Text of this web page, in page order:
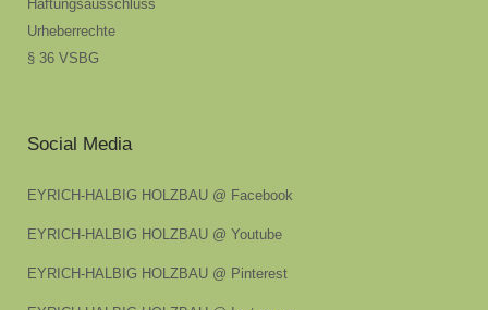
Haftungsausschluss
Urheberrechte
§ 36 VSBG
Social Media
EYRICH-HALBIG HOLZBAU @ Facebook
EYRICH-HALBIG HOLZBAU @ Youtube
EYRICH-HALBIG HOLZBAU @ Pinterest